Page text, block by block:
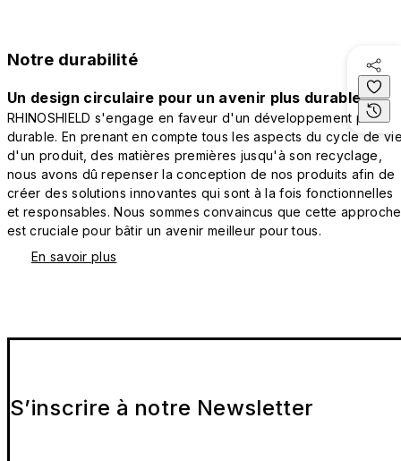
Notre durabilité
Un design circulaire pour un avenir plus durable
RHINOSHIELD s'engage en faveur d'un développement plus
durable. En prenant en compte tous les aspects du cycle de
d'un produit, des matières premières jusqu'à son recyclage,
nous avons dû repenser la conception de nos produits afin de
créer des solutions innovantes qui sont à la fois fonctionnelles
et responsables. Nous sommes convaincus que cette approche
est cruciale pour bâtir un avenir meilleur pour tous.
En savoir plus
S’inscrire à notre Newsletter